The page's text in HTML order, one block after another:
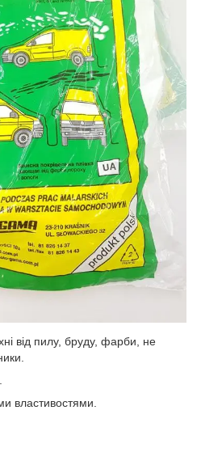
від пилу, бруду, фарби, не
властивостями.